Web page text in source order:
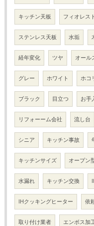
キッチン天板 フィオレス
ステンレス天板 水垢
経年変化 ツヤ オール
グレー ホワイト ホコ
ブラック 目立つ お手
リフォーーム会社 流し台
シニア キッチン事故
キッチンサイズ オープン
水漏れ キッチン交換
IHクッキングヒーター 依
取り付け業者 エンボス加